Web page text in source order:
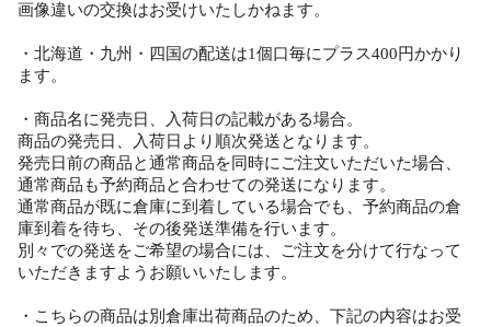
画像違いの交換はお受けいたしかねます。
・北海道・九州・四国の配送は1個口毎にプラス400円かかり
ます。
・商品名に発売日、入荷日の記載がある場合。
商品の発売日、入荷日より順次発送となります。
発売日前の商品と通常商品を同時にご注文いただいた場合、
通常商品も予約商品と合わせての発送になります。
通常商品が既に倉庫に到着している場合でも、予約商品の倉
庫到着を待ち、その後発送準備を行います。
別々での発送をご希望の場合には、ご注文を分けて行なって
いただきますようお願いいたします。
・こちらの商品は別倉庫出荷商品のため、下記の内容はお受